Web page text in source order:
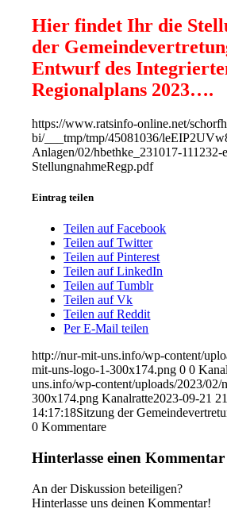
Hier findet Ihr die
der
Entwurf des
Regionalplans 2023….
https://www.ratsinfo-online.net/
bi/___tmp/tmp/45081036/
Anlagen/02/hbethke_231017-
StellungnahmeRegp.pdf
Eintrag teilen
Teilen auf Facebook
Teilen auf Twitter
Teilen auf Pinterest
Teilen auf LinkedIn
Teilen auf Tumblr
Teilen auf Vk
Teilen auf Reddit
Per E-Mail teilen
http://nur-mit-uns.info/wp-content/
mit-uns-logo-1-300x174.png 0 0
uns.info/wp-content/uploads/2023/02/
300x174.png Kanalratte2023-09-21
14:17:18Sitzung der
0 Kommentare
Hinterlasse einen Kommentar
An der Diskussion beteiligen?
Hinterlasse uns deinen Kommentar!